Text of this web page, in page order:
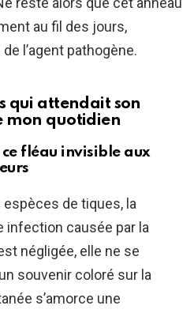
au fil des jours,
l’agent pathogène.
qui attendait son
mon quotidien
fléau invisible aux
de tiques, la
infection causée par la
négligée, elle ne se
souvenir coloré sur la
s’amorce une